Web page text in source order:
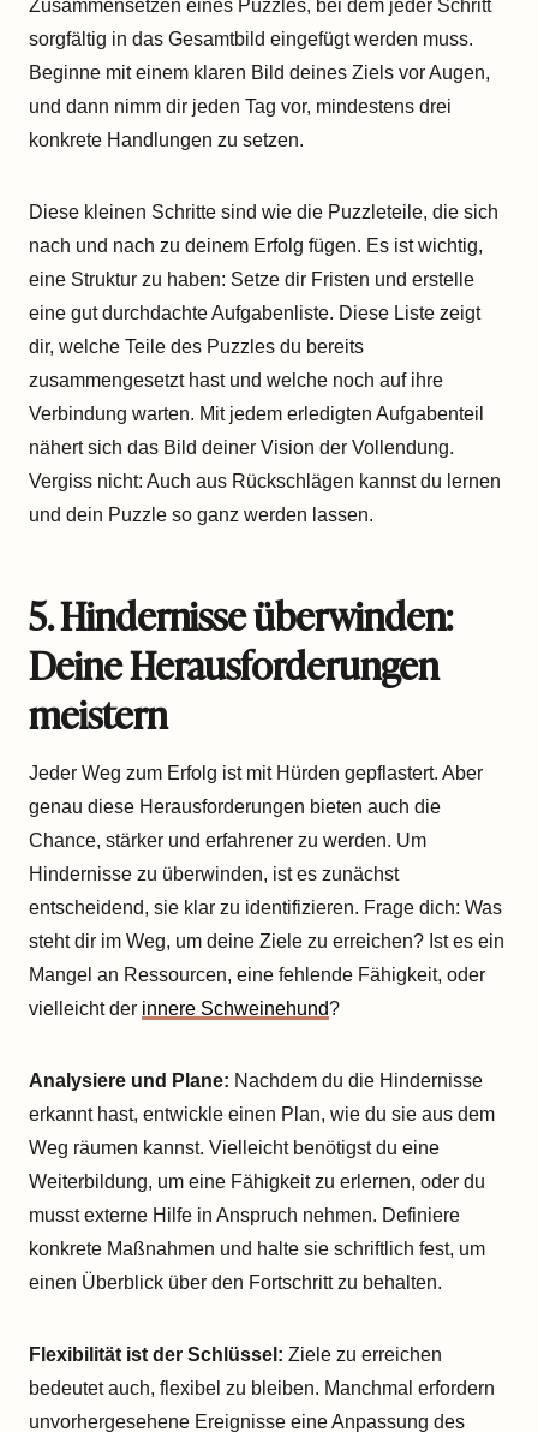
Zusammensetzen eines Puzzles, bei dem jeder Schritt
sorgfältig in das Gesamtbild eingefügt werden muss.
Beginne mit einem klaren Bild deines Ziels vor Augen,
und dann nimm dir jeden Tag vor, mindestens drei
konkrete Handlungen zu setzen.
Diese kleinen Schritte sind wie die Puzzleteile, die sich
nach und nach zu deinem Erfolg fügen. Es ist wichtig,
eine Struktur zu haben: Setze dir Fristen und erstelle
eine gut durchdachte Aufgabenliste. Diese Liste zeigt
dir, welche Teile des Puzzles du bereits
zusammengesetzt hast und welche noch auf ihre
Verbindung warten. Mit jedem erledigten Aufgabenteil
nähert sich das Bild deiner Vision der Vollendung.
Vergiss nicht: Auch aus Rückschlägen kannst du lernen
und dein Puzzle so ganz werden lassen.
5. Hindernisse überwinden:
Deine Herausforderungen
meistern
Jeder Weg zum Erfolg ist mit Hürden gepflastert. Aber
genau diese Herausforderungen bieten auch die
Chance, stärker und erfahrener zu werden. Um
Hindernisse zu überwinden, ist es zunächst
entscheidend, sie klar zu identifizieren. Frage dich: Was
steht dir im Weg, um deine Ziele zu erreichen? Ist es ein
Mangel an Ressourcen, eine fehlende Fähigkeit, oder
vielleicht der innere Schweinehund?
Analysiere und Plane: Nachdem du die Hindernisse
erkannt hast, entwickle einen Plan, wie du sie aus dem
Weg räumen kannst. Vielleicht benötigst du eine
Weiterbildung, um eine Fähigkeit zu erlernen, oder du
musst externe Hilfe in Anspruch nehmen. Definiere
konkrete Maßnahmen und halte sie schriftlich fest, um
einen Überblick über den Fortschritt zu behalten.
Flexibilität ist der Schlüssel: Ziele zu erreichen
bedeutet auch, flexibel zu bleiben. Manchmal erfordern
unvorhergesehene Ereignisse eine Anpassung des